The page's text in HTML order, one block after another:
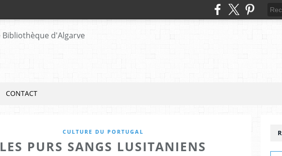
CONTACT
CULTURE DU PORTUGAL
LES PURS SANGS LUSITANIENS